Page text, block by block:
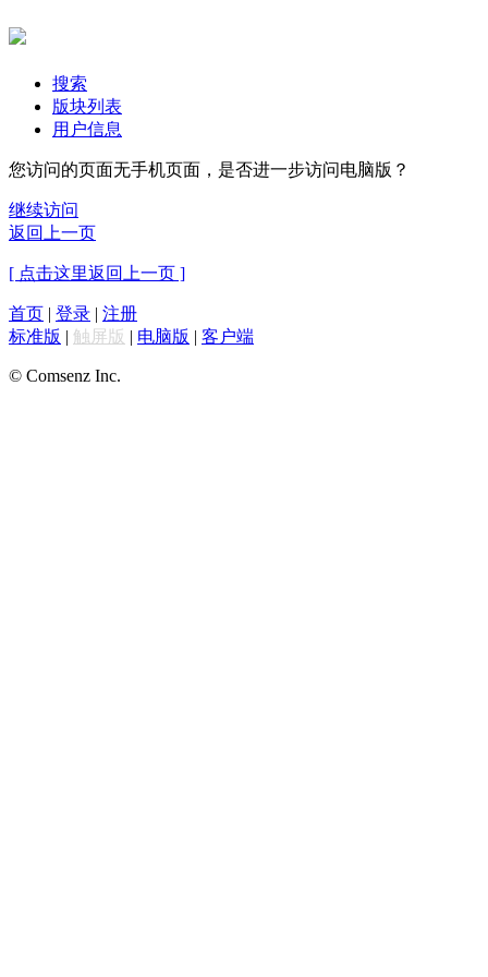
搜索
版块列表
用户信息
您访问的页面无手机页面，是否进一步访问电脑版？
继续访问
返回上一页
[ 点击这里返回上一页 ]
首页 | 登录 | 注册
标准版 | 触屏版 | 电脑版 | 客户端
© Comsenz Inc.